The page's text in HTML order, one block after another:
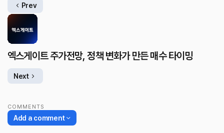
Prev
엑스게이트 주가전망, 정책 변화가 만든 매수 타이밍
Next
COMMENTS
Add a comment